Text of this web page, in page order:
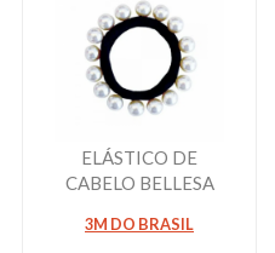
ELÁSTICO DE
CABELO BELLESA
UNIDADE
3M DO BRASIL